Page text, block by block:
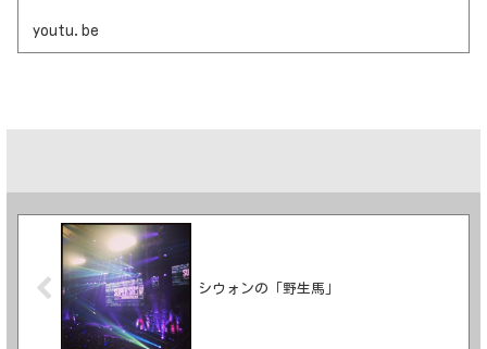
youtu.be
シウォンの「野生馬」